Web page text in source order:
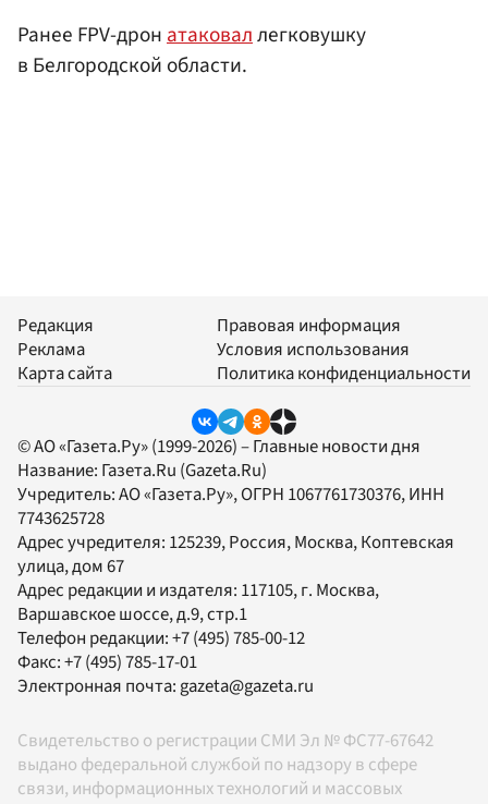
Ранее FPV-дронатаковаллегковушку
в Белгородской области.
Редакция
Реклама
Карта сайта
Правовая информация
Условия использования
Политика конфиденциальности
© АО «Газета.Ру» (1999-2026) – Главные новости дня
Название: Газета.Ru (Gazeta.Ru)
Учредитель:АО «Газета.Ру», ОГРН 1067761730376, ИНН
7743625728
Адрес учредителя: 125239, Россия, Москва, Коптевская
улица, дом 67
Адрес редакции и издателя: 117105, г. Москва,
Варшавское шоссе, д.9, стр.1
Телефон редакции:+7 (495) 785-00-12
Факс:+7 (495) 785-17-01
Электронная почта: gazeta@gazeta.ru
Свидетельство о регистрации СМИ Эл № ФС77-67642
выдано федеральной службой по надзору в сфере
связи, информационных технологий и массовых